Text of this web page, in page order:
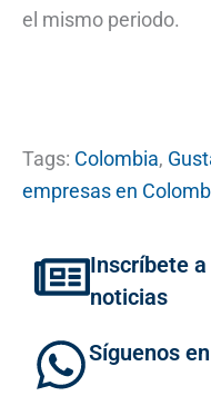
el mismo periodo.
Tags: Colombia,
empresas en
Inscríbete
noticias
Síguenos